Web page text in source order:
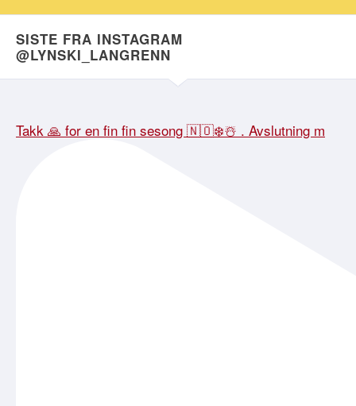
SISTE FRA INSTAGRAM
@LYNSKI_LANGRENN
Takk 🙏 for en fin fin sesong 🇳🇴❄️☃️ . Avslutning m